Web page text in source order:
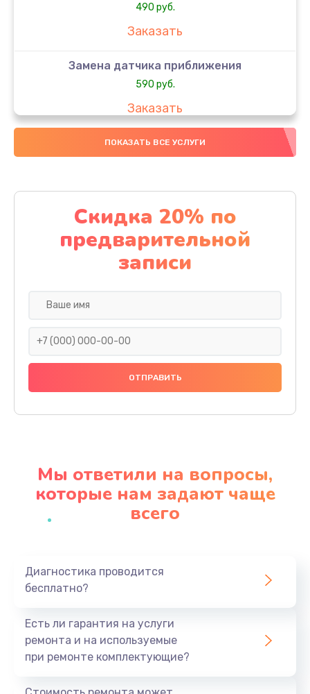
490 руб.
Заказать
Замена датчика приближения
590 руб.
Заказать
Замена стекла
Обновление ПО
890 руб.
Заказать
Заказать
Замена аккумулятора
620 руб.
Заказать
940 руб.
Заказать
Заказать
490 руб.
Заказать
ПОКАЗАТЬ ВСЕ УСЛУГИ
Скидка 20% по
предварительной
записи
Мы ответили на вопросы,
которые нам задают чаще
всего
Диагностика проводится
бесплатно?
Есть ли гарантия на услуги
ремонта и на используемые
при ремонте комплектующие?